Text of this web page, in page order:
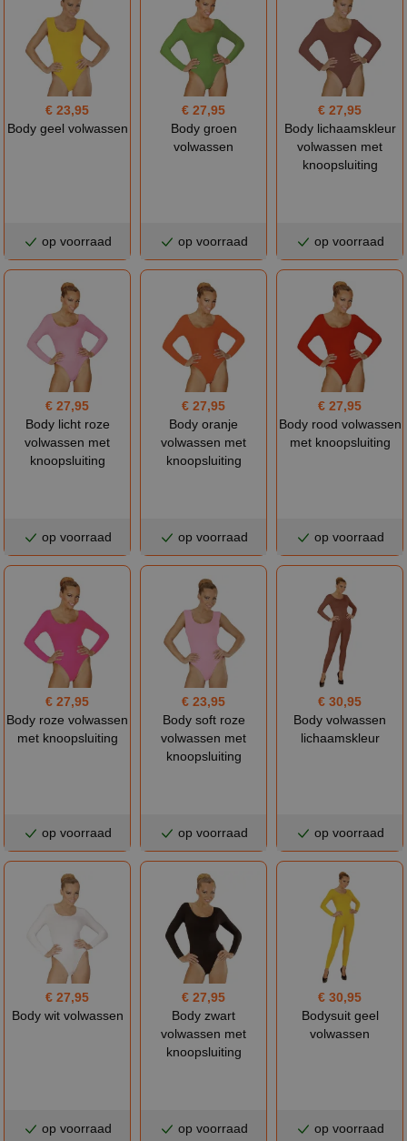
€ 23,95
Body geel volwassen
op voorraad
€ 27,95
Body groen
volwassen
op voorraad
€ 27,95
Body lichaamskleur
volwassen met
knoopsluiting
op voorraad
€ 27,95
Body licht roze
volwassen met
knoopsluiting
op voorraad
€ 27,95
Body oranje
volwassen met
knoopsluiting
op voorraad
€ 27,95
Body rood volwassen
met knoopsluiting
op voorraad
€ 27,95
Body roze volwassen
met knoopsluiting
op voorraad
€ 23,95
Body soft roze
volwassen met
knoopsluiting
op voorraad
€ 30,95
Body volwassen
lichaamskleur
op voorraad
€ 27,95
Body wit volwassen
op voorraad
€ 27,95
Body zwart
volwassen met
knoopsluiting
op voorraad
€ 30,95
Bodysuit geel
volwassen
op voorraad